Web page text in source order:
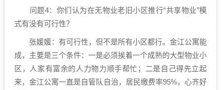
问题4：你们认为在无物业老旧小区推行“共享物业”模
式有没有可行性？
张媛媛：有可行性，但不是所有小区都行。金江公寓能
成，主要是三个条件：一是必须挨着一个成熟的大型物业小
区，人家有富余的人力物力顺手帮忙；二是自己得先立起
来，金江公寓一直是自管队自治，居民缴费率95%，心齐好